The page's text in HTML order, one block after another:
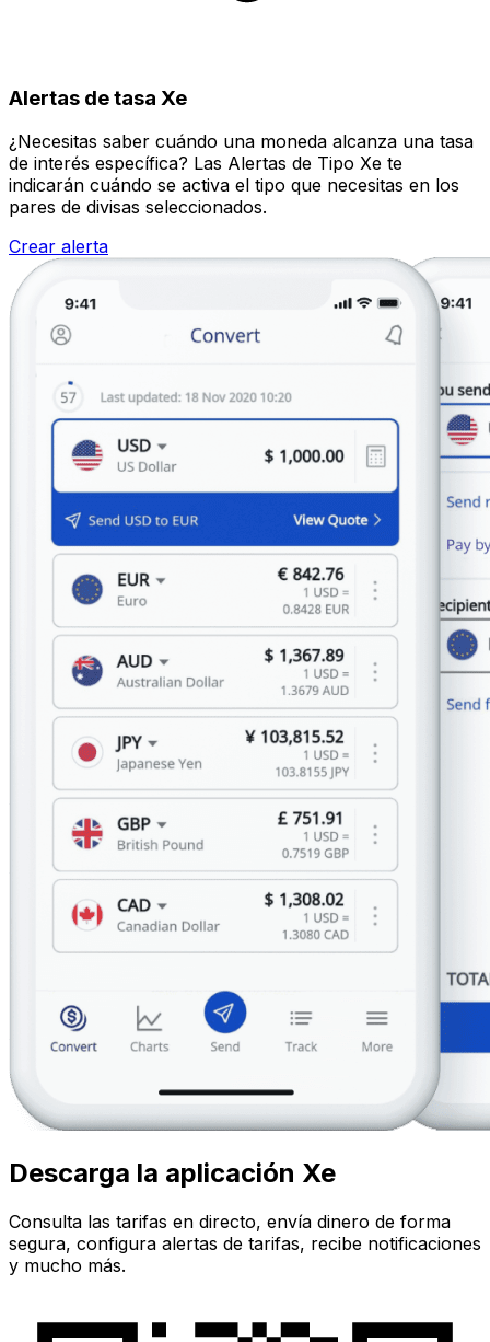
Alertas de tasa Xe
¿Necesitas saber cuándo una moneda alcanza una tasa
de interés específica? Las Alertas de Tipo Xe te
indicarán cuándo se activa el tipo que necesitas en los
pares de divisas seleccionados.
Crear alerta
Descarga la aplicación Xe
Consulta las tarifas en directo, envía dinero de forma
segura, configura alertas de tarifas, recibe notificaciones
y mucho más.